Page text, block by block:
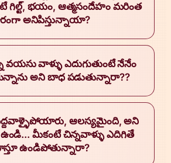
గిల్ట్, భయం, ఆత్మసందేహం మరింత
అనిపిస్తున్నాయా?
వయసు వాళ్ళు ఎదుగుతుంటే నేనేం
అని బాధ పడుతున్నారా??
ఆలస్యమైంది, అని
మీకంటే చిన్నవాళ్ళు ఎదిగితే
ఉండిపోతున్నారా?